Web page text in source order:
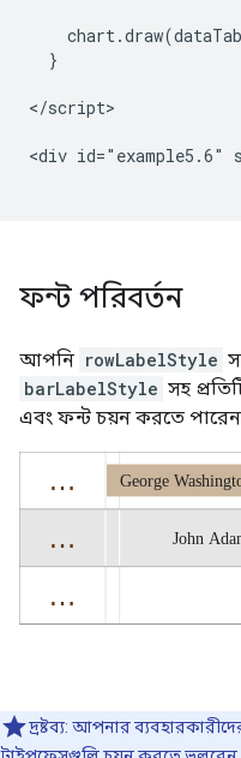
  }
</script>
<div id="example5.6"
ফন্ট পরিবর্তন
আপনি rowLabelStyle
barLabelStyle সহ
এবং ফন্ট চয়ন করতে
দ্রষ্টব্য: আপনার